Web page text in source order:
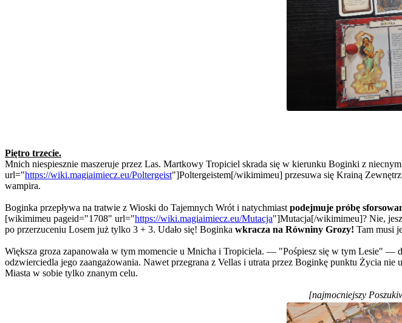
Piętro trzecie.
Mnich niespiesznie maszeruje przez Las. Martkowy Tropiciel skrada się w kierunku Boginki z
url="https://wiki.magiaimiecz.eu/Poltergeist"]Poltergeistem[/wikimimeu] przesuwa się Krainą
wampira.
Boginka przepływa na tratwie z Wioski do Tajemnych Wrót i natychmiast podejmuje próbę
[wikimimeu pageid="1708" url="https://wiki.magiaimiecz.eu/Mutacja"]Mutacja[/wikimimeu]? Nie,
po przerzuceniu Losem już tylko 3 + 3. Udało się! Boginka wkracza na Równiny Grozy! Tam musi
Większa groza zapanowała w tym momencie u Mnicha i Tropiciela. — "Pośpiesz się w tym Lesie"
odzwierciedla jego zaangażowania. Nawet przegrana z Vellas i utrata przez Boginkę punktu Życia
Miasta w sobie tylko znanym celu.
[najmocniejszy